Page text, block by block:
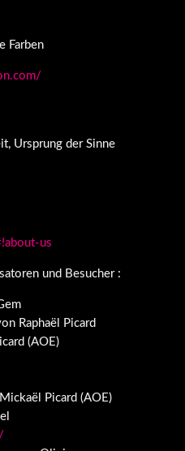
Farben
Ursprung der Sinne
us
und Besucher :
Raphaël Picard
(AOE)
Picard (AOE)